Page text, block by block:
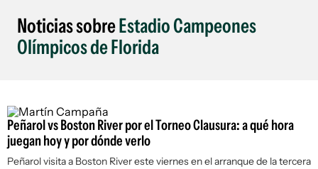
Noticias sobreEstadio Campeones
Olímpicos de Florida
Peñarol vs Boston River por el Torneo Clausura: a qué hora
juegan hoy y por dónde verlo
Peñarol visita a Boston River este viernes en el arranque de la tercera